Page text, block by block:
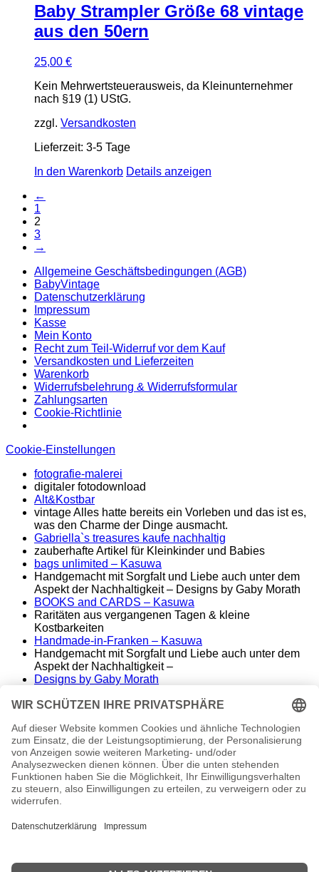
Baby Strampler Größe 68 vintage
aus den 50ern
25,00 €
Kein Mehrwertsteuerausweis, da Kleinunternehmer
nach §19 (1) UStG.
zzgl. Versandkosten
Lieferzeit: 3-5 Tage
In den Warenkorb Details anzeigen
←
1
2
3
→
Allgemeine Geschäftsbedingungen (AGB)
BabyVintage
Datenschutzerklärung
Impressum
Kasse
Mein Konto
Recht zum Teil-Widerruf vor dem Kauf
Versandkosten und Lieferzeiten
Warenkorb
Widerrufsbelehrung & Widerrufsformular
Zahlungsarten
Cookie-Richtlinie
Cookie-Einstellungen
fotografie-malerei
digitaler fotodownload
Alt&Kostbar
vintage Alles hatte bereits ein Vorleben und das ist es,
was den Charme der Dinge ausmacht.
Gabriella`s treasures kaufe nachhaltig
zauberhafte Artikel für Kleinkinder und Babies
bags unlimited – Kasuwa
Handgemacht mit Sorgfalt und Liebe auch unter dem
Aspekt der Nachhaltigkeit – Designs by Gaby Morath
BOOKS and CARDS – Kasuwa
Raritäten aus vergangenen Tagen & kleine
Kostbarkeiten
Handmade-in-Franken – Kasuwa
Handgemacht mit Sorgfalt und Liebe auch unter dem
Aspekt der Nachhaltigkeit –
Designs by Gaby Morath
Fränkischen
Raritäten aus vergangenen Tagen – seltene
Einzelstücke
Famos. – finest music & entertainment
Wir spielen die Songs unserer Helden
conny morath
stimme – sprache – ausdruck